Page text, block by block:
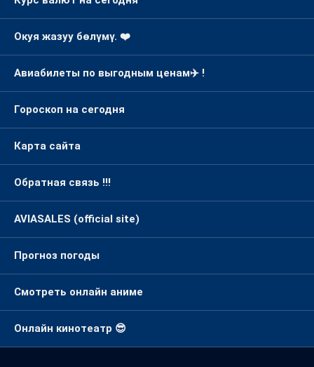
Окуя жазуу бөлүмү. ❤️
Авиабилеты по выгодным ценам✈️ !
Гороскоп на сегодня
Карта сайта
Обратная связь !!!
AVIASALES (official site)
Прогноз погоды
Смотреть онлайн аниме
Онлайн кинотеатр 😎